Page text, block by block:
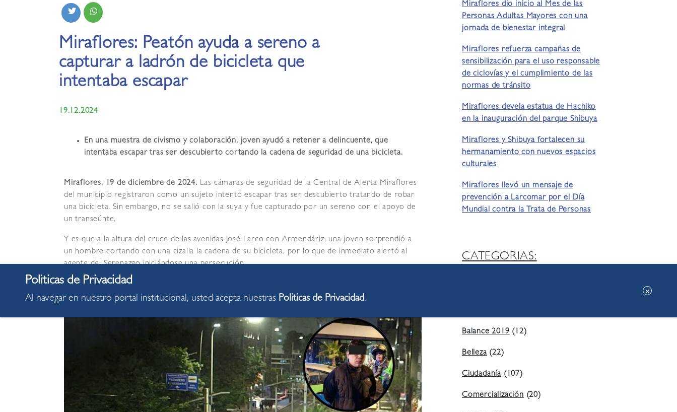
Miraflores: Peatón ayuda a sereno a
capturar a ladrón de bicicleta que
intentaba escapar
19.12.2024
En una muestra de civismo y colaboración, joven ayudó a retener a delincuente, que
intentaba escapar tras ser descubierto cortando la cadena de seguridad de una bicicleta.
Miraflores, 19 de diciembre de 2024. Las cámaras de seguridad de la Central de Alerta Miraflores
del municipio registraron como un sujeto intentó escapar tras ser descubierto tratando de robar
una bicicleta. Sin embargo, no se salió con la suya y fue capturado por un sereno con el apoyo de
un transeúnte.
Y es que a la altura del cruce de las avenidas José Larco con Armendáriz, una joven sorprendió a
un hombre cortando con una cizalla la cadena de su bicicleta, por lo que de inmediato alertó al
agente del Serenazgo iniciándose una persecución.
Miraflores dio inicio al Mes de las
Personas Adultas Mayores con una
jornada de bienestar integral
Miraflores refuerza campañas de
sensibilización para el uso responsable
de ciclovías y el cumplimiento de las
normas de tránsito
Miraflores devela estatua de Hachiko
en la inauguración del parque Shibuya
Miraflores y Shibuya fortalecen su
hermanamiento con nuevos espacios
culturales
Miraflores llevó un mensaje de
prevención a Larcomar por el Día
Mundial contra la Trata de Personas
CATEGORIAS:
Balance 2019(12)
Belleza(22)
Ciudadanía (107)
Comercialización(20)
Al navegar en nuestro portal institucional, usted acepta nuestras Politicas de Privacidad.